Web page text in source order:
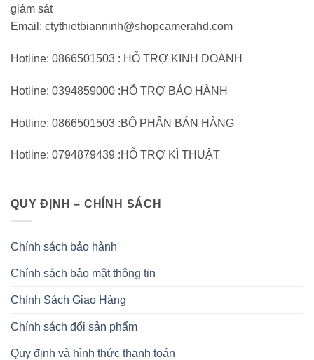
giám sát
Email: ctythietbianninh@shopcamerahd.com
Hotline: 0866501503 : HỖ TRỢ KINH DOANH
Hotline: 0394859000 :HỖ TRỢ BẢO HÀNH
Hotline: 0866501503 :BỘ PHẬN BÁN HÀNG
Hotline: 0794879439 :HỖ TRỢ KĨ THUẬT
QUY ĐỊNH – CHÍNH SÁCH
Chính sách bảo hành
Chính sách bảo mật thông tin
Chính Sách Giao Hàng
Chính sách đổi sản phẩm
Quy định và hình thức thanh toán